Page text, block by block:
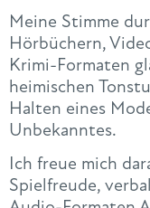
Meine Stimme
Hörbüchern,
Krimi-Formaten
heimischen
Halten eines
Unbekanntes.
Ich freue mich
Spielfreude,